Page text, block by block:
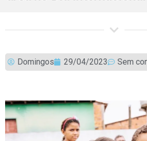
Domingos 29/04/2023 Sem